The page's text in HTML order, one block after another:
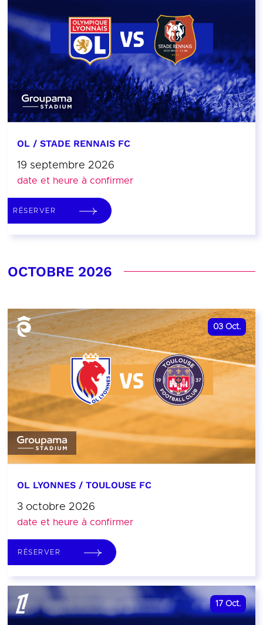
OL / STADE RENNAIS FC
19 septembre 2026
date et heure à confirmer
RÉSERVER
OCTOBRE 2026
03 Oct.
OL LYONNES / TOULOUSE FC
3 octobre 2026
date et heure à confirmer
RÉSERVER
17 Oct.